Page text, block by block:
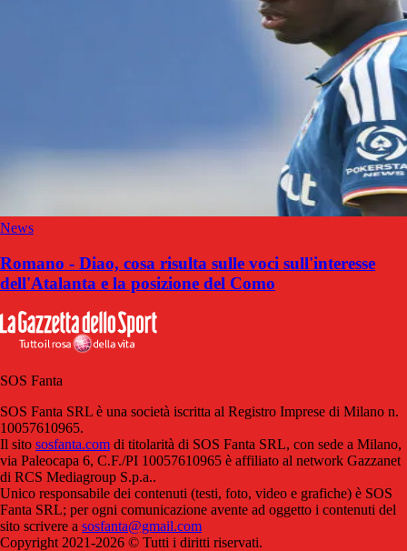
News
Romano - Diao, cosa risulta sulle voci sull'interesse
dell'Atalanta e la posizione del Como
SOS Fanta
SOS Fanta SRL è una società iscritta al Registro Imprese di Milano n.
10057610965.
Il sito sosfanta.com di titolarità di SOS Fanta SRL, con sede a Milano,
via Paleocapa 6, C.F./PI 10057610965 è affiliato al network Gazzanet
di RCS Mediagroup S.p.a..
Unico responsabile dei contenuti (testi, foto, video e grafiche) è SOS
Fanta SRL; per ogni comunicazione avente ad oggetto i contenuti del
sito scrivere a sosfanta@gmail.com
Copyright 2021-2026 © Tutti i diritti riservati.